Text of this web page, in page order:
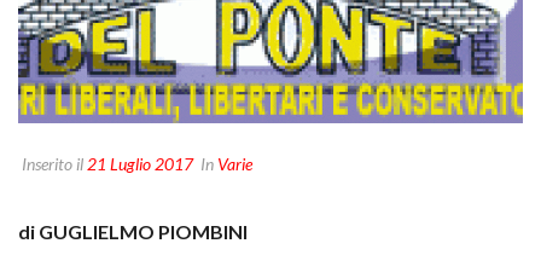
Inserito il 21 Luglio 2017 In Varie
di GUGLIELMO PIOMBINI